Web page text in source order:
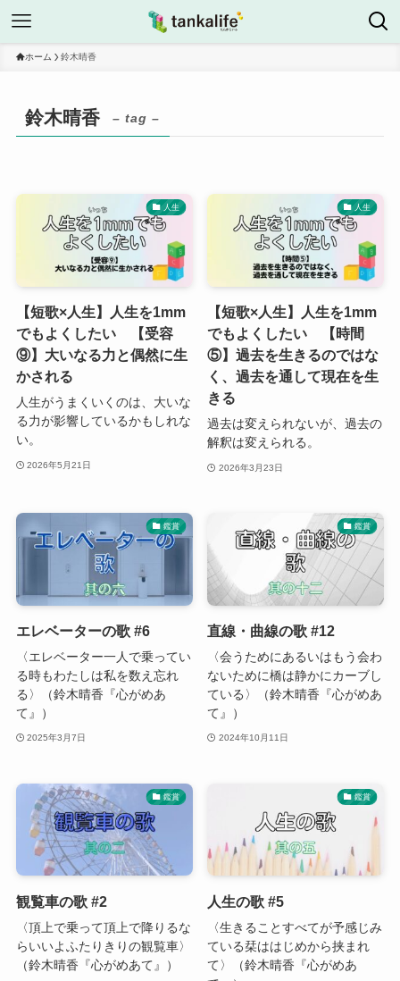
ホーム 鈴木晴香
鈴木晴香 – tag –
人生
【短歌×人生】人生を1mm
でもよくしたい 【受容
⑨】大いなる力と偶然に生
かされる
人生がうまくいくのは、大いな
る力が影響しているかもしれな
い。
2026年5月21日
人生
【短歌×人生】人生を1mm
でもよくしたい 【時間
⑤】過去を生きるのではな
く、過去を通して現在を生
きる
過去は変えられないが、過去の
解釈は変えられる。
2026年3月23日
鑑賞
エレベーターの歌 #6
〈エレベーター一人で乗ってい
る時もわたしは私を数え忘れ
る〉（鈴木晴香『心がめあ
て』）
2025年3月7日
鑑賞
直線・曲線の歌 #12
〈会うためにあるいはもう会わ
ないために橋は静かにカーブし
ている〉（鈴木晴香『心がめあ
て』）
2024年10月11日
鑑賞
観覧車の歌 #2
〈頂上で乗って頂上で降りるな
らいいよふたりきりの観覧車〉
（鈴木晴香『心がめあて』）
鑑賞
人生の歌 #5
〈生きることすべてが予感じみ
ている栞ははじめから挟まれ
て〉（鈴木晴香『心がめあ